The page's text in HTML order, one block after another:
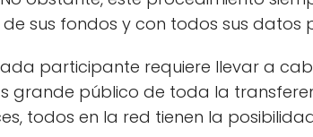
sus fondos y con todos sus datos
participante requiere llevar a
grande público de toda la
todos en la red tienen la